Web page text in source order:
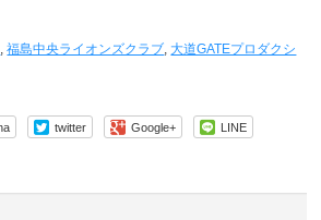
,福島中央ライオンズクラブ, 大道GATEプロダクシ
twitter Google+ LINE